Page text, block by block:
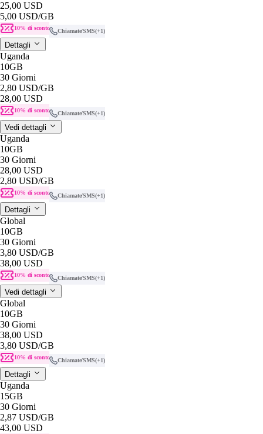
25,00 USD
5,00 USD/GB
10% di sconto Chiamate/SMS(+1)
Dettagli
Uganda
10GB
30 Giorni
2,80 USD/GB
28,00 USD
10% di sconto Chiamate/SMS(+1)
Vedi dettagli
Uganda
10GB
30 Giorni
28,00 USD
2,80 USD/GB
10% di sconto Chiamate/SMS(+1)
Dettagli
Global
10GB
30 Giorni
3,80 USD/GB
38,00 USD
10% di sconto Chiamate/SMS(+1)
Vedi dettagli
Global
10GB
30 Giorni
38,00 USD
3,80 USD/GB
10% di sconto Chiamate/SMS(+1)
Dettagli
Uganda
15GB
30 Giorni
2,87 USD/GB
43,00 USD